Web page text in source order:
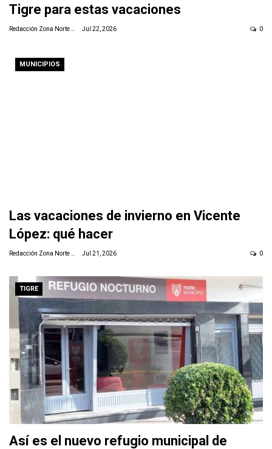
Tigre para estas vacaciones
Jul 22, 2026 0
MUNICIPIOS
Las vacaciones de invierno en Vicente
López: qué hacer
Redacción Zona Norte Daily Jul 21, 2026 0
TIGRE
Así es el nuevo refugio municipal de